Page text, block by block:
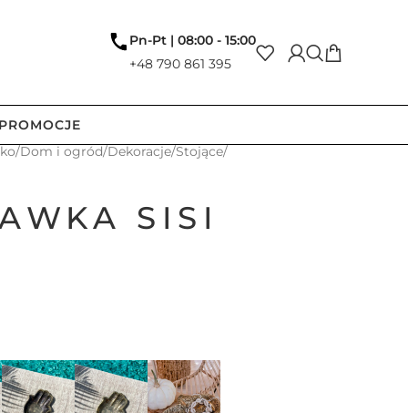
+48 790 861 395
Pn-Pt | 08:00 - 15:00
/Dom i ogród/Dekoracje/Stojące/
SISI